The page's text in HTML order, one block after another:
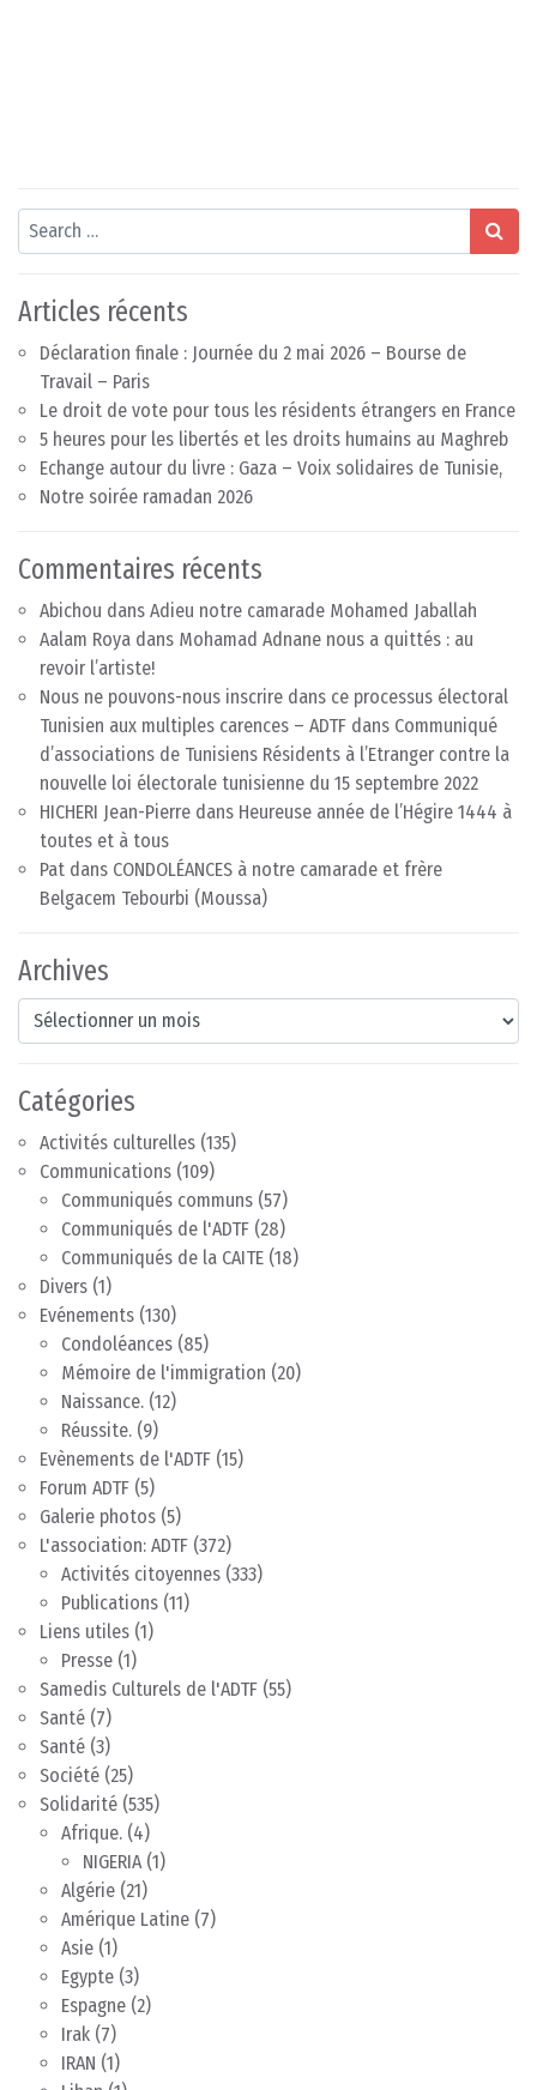
Search
Articles récents
Déclaration finale : Journée du 2 mai 2026 – Bourse de
Travail – Paris
Le droit de vote pour tous les résidents étrangers en France
5 heures pour les libertés et les droits humains au Maghreb
Echange autour du livre : Gaza – Voix solidaires de Tunisie,
Notre soirée ramadan 2026
Commentaires récents
Abichou dans Adieu notre camarade Mohamed Jaballah
Aalam Roya dans Mohamad Adnane nous a quittés : au
revoir l’artiste!
Nous ne pouvons-nous inscrire dans ce processus électoral
Tunisien aux multiples carences – ADTF dans Communiqué
d’associations de Tunisiens Résidents à l’Etranger contre la
nouvelle loi électorale tunisienne du 15 septembre 2022
HICHERI Jean-Pierre dans Heureuse année de l’Hégire 1444 à
toutes et à tous
Pat dans CONDOLÉANCES à notre camarade et frère
Belgacem Tebourbi (Moussa)
Archives
Archives
Catégories
Activités culturelles (135)
Communications (109)
Communiqués communs (57)
Communiqués de l'ADTF (28)
Communiqués de la CAITE (18)
Divers (1)
Evénements (130)
Condoléances (85)
Mémoire de l'immigration (20)
Naissance. (12)
Réussite. (9)
Evènements de l'ADTF (15)
Forum ADTF (5)
Galerie photos (5)
L'association: ADTF (372)
Activités citoyennes (333)
Publications (11)
Liens utiles (1)
Presse (1)
Samedis Culturels de l'ADTF (55)
Santé (7)
Santé (3)
Société (25)
Solidarité (535)
Afrique. (4)
NIGERIA(1)
Algérie (21)
Amérique Latine (7)
Asie (1)
Egypte (3)
Espagne (2)
Irak (7)
IRAN (1)